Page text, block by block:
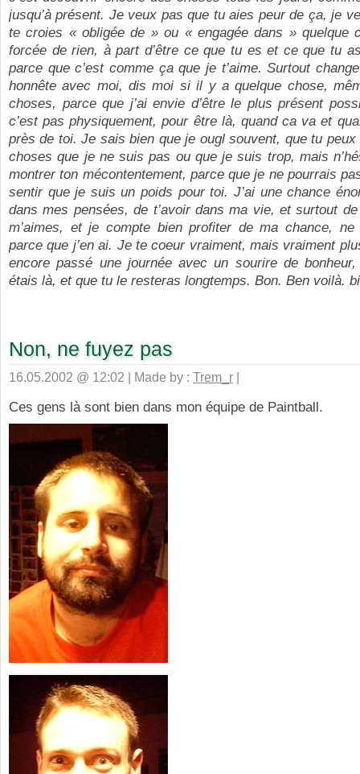
jusqu’à présent. Je veux pas que tu aies peur de ça, je
te croies « obligée de » ou « engagée dans » quelque
forcée de rien, à part d’être ce que tu es et ce que tu
parce que c’est comme ça que je t’aime. Surtout
honnête avec moi, dis moi si il y a quelque chose,
choses, parce que j’ai envie d’être le plus présent
c’est pas physiquement, pour être là, quand ca va et
près de toi. Je sais bien que je ougl souvent, que tu peux
choses que je ne suis pas ou que je suis trop, mais
montrer ton mécontentement, parce que je ne pourrais
sentir que je suis un poids pour toi. J’ai une chance
dans mes pensées, de t’avoir dans ma vie, et surtout
m’aimes, et je compte bien profiter de ma chance, ne
parce que j’en ai. Je te coeur vraiment, mais vraiment
encore passé une journée avec un sourire de
étais là, et que tu le resteras longtemps. Bon. Ben voilà.
Non, ne fuyez pas
16.05.2002 @ 12:02 | Made by : Trem_r |
Ces gens là sont bien dans mon équipe de Paintball.